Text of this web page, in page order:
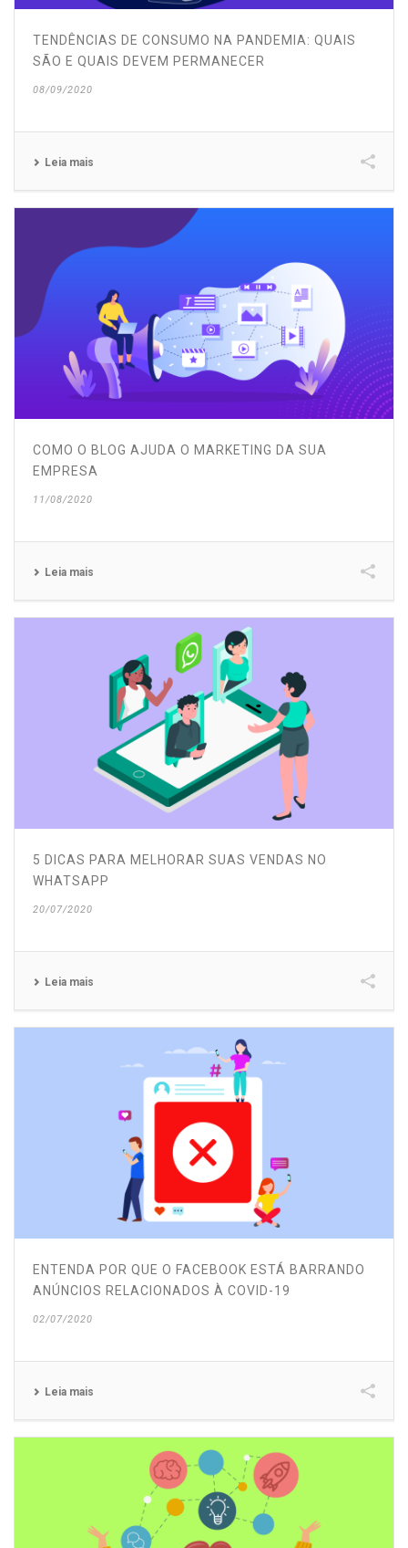
TENDÊNCIAS DE CONSUMO NA PANDEMIA: QUAIS
SÃO E QUAIS DEVEM PERMANECER
08/09/2020
Leia mais
COMO O BLOG AJUDA O MARKETING DA SUA
EMPRESA
11/08/2020
Leia mais
5 DICAS PARA MELHORAR SUAS VENDAS NO
WHATSAPP
20/07/2020
Leia mais
ENTENDA POR QUE O FACEBOOK ESTÁ BARRANDO
ANÚNCIOS RELACIONADOS À COVID-19
02/07/2020
Leia mais